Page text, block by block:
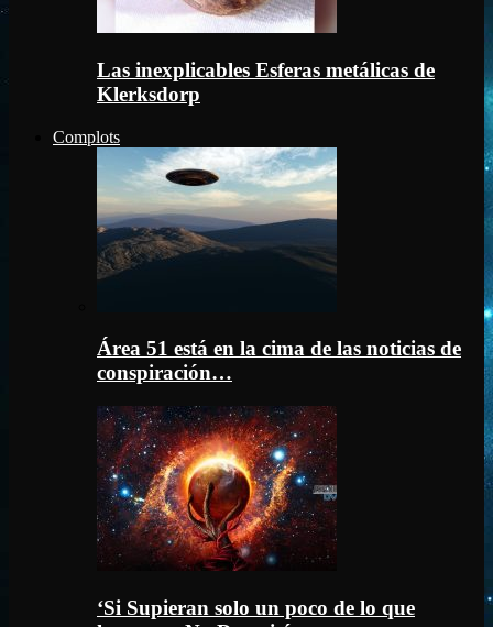
Las inexplicables Esferas metálicas de
Klerksdorp
Complots
Área 51 está en la cima de las noticias de
conspiración…
‘Si Supieran solo un poco de lo que